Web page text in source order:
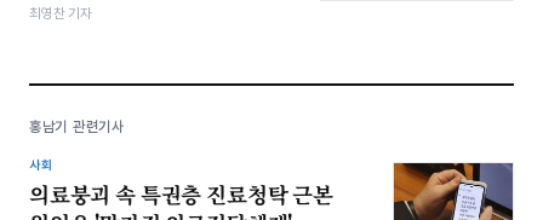
최영찬 기자
홍남기 관련기사
사회
의료붕괴 속 특권층 진료청탁 근본